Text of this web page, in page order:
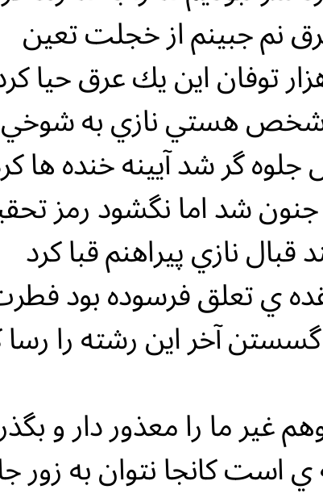
نم جبينم از خجلت تعين
توفان اين يك عرق حيا
هستي نازي به شوخي
جلوه گر شد آيينه خنده ها
شد اما نگشود رمز
قبال نازي پيراهنم قبا كرد
ي تعلق فرسوده بود
آخر اين رشته را
غير ما را معذور دار و
است كانجا نتوان به زور